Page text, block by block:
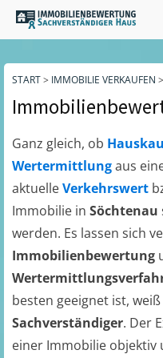
START> IMMOBILIE VERKAUFEN >
Ganz gleich, ob
Wertermittlungaus
aktuelleVerkehrswert
Immobilie in Söchtenau
werden. Es lassen sich
Immobilienbewertung
besten geeignet ist,
Sachverständiger. Der
einer Immobilie objektiv